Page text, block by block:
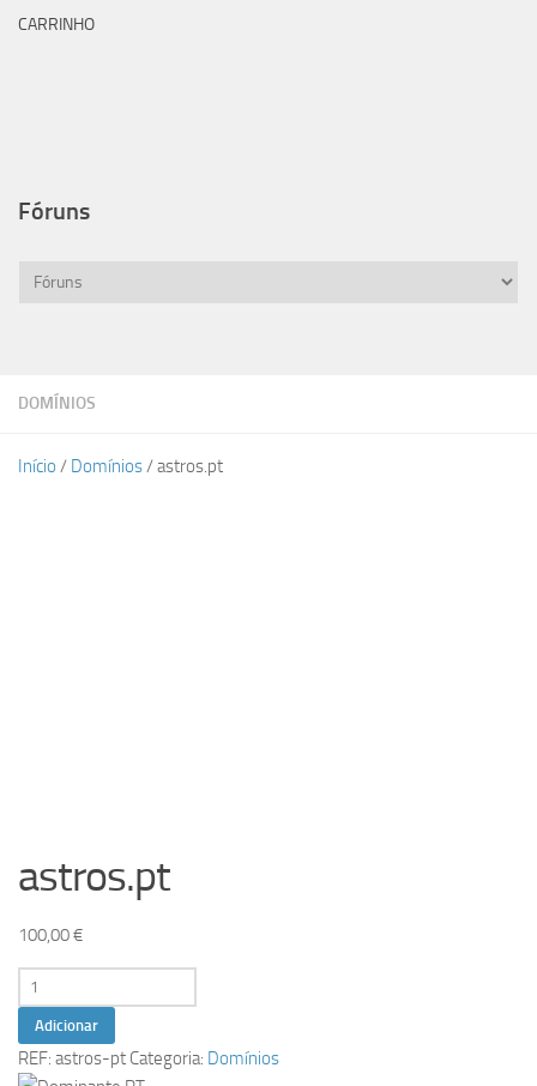
DOMÍNIOS
Início / Domínios/ astros.pt
astros.pt
100,00€
Quantidade
de
astros.pt
Adicionar
REF: astros-pt Categoria: Domínios
CARRINHO
Fóruns